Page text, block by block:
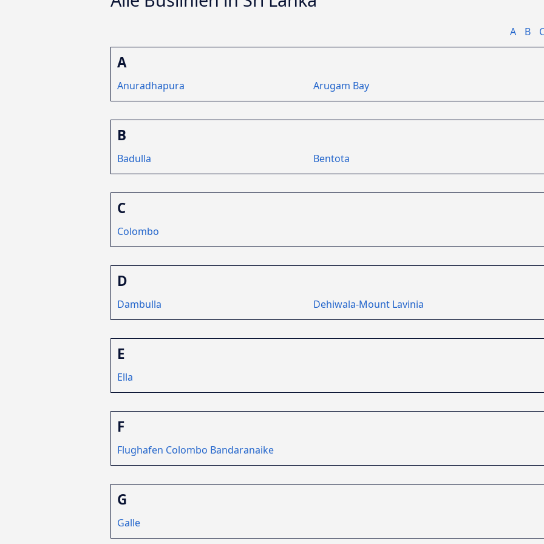
A B
A
Anuradhapura Arugam Bay
B
Badulla Bentota
C
Colombo
D
Dambulla Dehiwala-Mount Lavinia
E
Ella
F
Flughafen Colombo Bandaranaike
G
Galle